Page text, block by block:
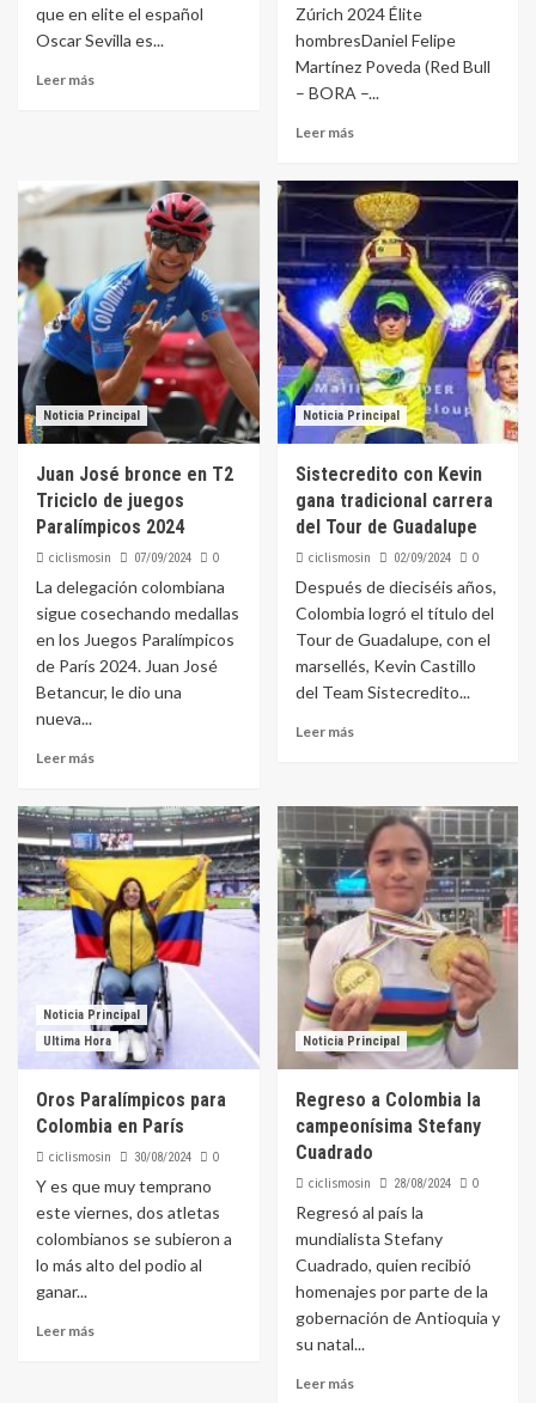
que en elite el español
Oscar Sevilla es...
Leer más
Zúrich 2024 Élite
hombresDaniel Felipe
Martínez Poveda (Red Bull
– BORA –...
Leer más
Noticia Principal
Juan José bronce en T2
Triciclo de juegos
Paralímpicos 2024
ciclismosin 07/09/2024 0
La delegación colombiana
sigue cosechando medallas
en los Juegos Paralímpicos
de París 2024. Juan José
Betancur, le dio una
nueva...
Leer más
Noticia Principal
Sistecredito con Kevin
gana tradicional carrera
del Tour de Guadalupe
ciclismosin 02/09/2024 0
Después de dieciséis años,
Colombia logró el título del
Tour de Guadalupe, con el
marsellés, Kevin Castillo
del Team Sistecredito...
Leer más
Noticia Principal
Ultima Hora
Oros Paralímpicos para
Colombia en París
ciclismosin 30/08/2024 0
Y es que muy temprano
este viernes, dos atletas
colombianos se subieron a
lo más alto del podio al
ganar...
Leer más
Noticia Principal
Regreso a Colombia la
campeonísima Stefany
Cuadrado
ciclismosin 28/08/2024 0
Regresó al país la
mundialista Stefany
Cuadrado, quien recibió
homenajes por parte de la
gobernación de Antioquia y
su natal...
Leer más